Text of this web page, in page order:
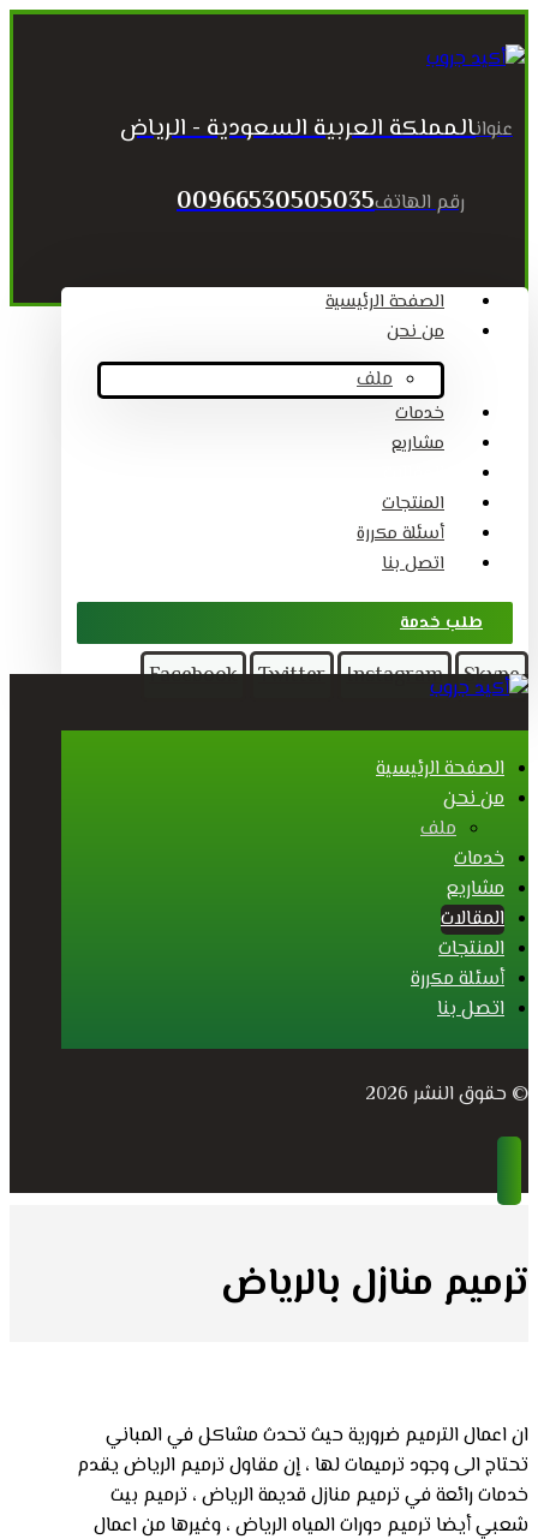
عنوانالمملكة العربية السعودية - الرياض
رقم الهاتف00966530505035
الصفحة الرئيسية
من نحن
ملف
خدمات
مشاريع
المنتجات
أسئلة مكررة
اتصل بنا
طلب خدمة
Facebook Twitter Instagram Skype
الصفحة الرئيسية
من نحن
ملف
خدمات
مشاريع
المقالات
المنتجات
أسئلة مكررة
اتصل بنا
© حقوق النشر 2026
ترميم منازل بالرياض
ان اعمال الترميم ضرورية حيث تحدث مشاكل في المباني
تحتاج الى وجود ترميمات لها ، إن مقاول ترميم الرياض يقدم
خدمات رائعة في ترميم منازل قديمة الرياض ، ترميم بيت
شعبي أيضا ترميم دورات المياه الرياض ، وغيرها من اعمال